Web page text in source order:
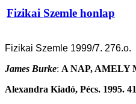
Fizikai Szemle honlap
Fizikai Szemle 1999/7. 276.o.
James Burke: A NAP, AMELY
Alexandra Kiadó, Pécs. 1995.